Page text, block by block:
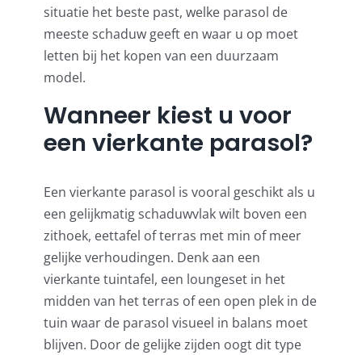
situatie het beste past, welke parasol de
meeste schaduw geeft en waar u op moet
letten bij het kopen van een duurzaam
model.
Wanneer kiest u voor
een vierkante parasol?
Een vierkante parasol is vooral geschikt als u
een gelijkmatig schaduwvlak wilt boven een
zithoek, eettafel of terras met min of meer
gelijke verhoudingen. Denk aan een
vierkante tuintafel, een loungeset in het
midden van het terras of een open plek in de
tuin waar de parasol visueel in balans moet
blijven. Door de gelijke zijden oogt dit type